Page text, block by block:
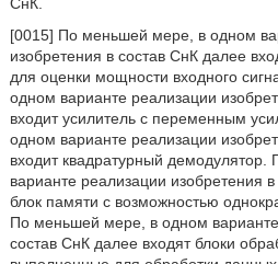
[0015] По меньшей мере, в одном
изобретения в состав СнК далее
для оценки мощности входного
одном варианте реализации
входит усилитель с переменным
одном варианте реализации
входит квадратурный
варианте реализации изобретения
блок памяти с возможностью
По меньшей мере, в одном
состав СнК далее входят блоки